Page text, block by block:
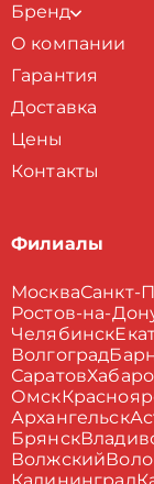
Бренд
О компании
Гарантия
Доставка
Цены
Контакты
Филиалы
МоскваСанкт-
Ростов-на-
Челябинск
Волгоград
Саратов
Омск
Архангельск
Брянск
Волжский